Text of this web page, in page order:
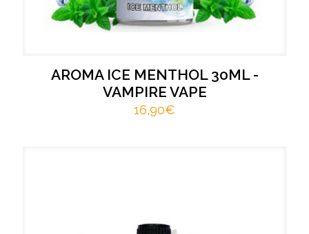
AROMA ICE MENTHOL 30ML -
VAMPIRE VAPE
16,90€